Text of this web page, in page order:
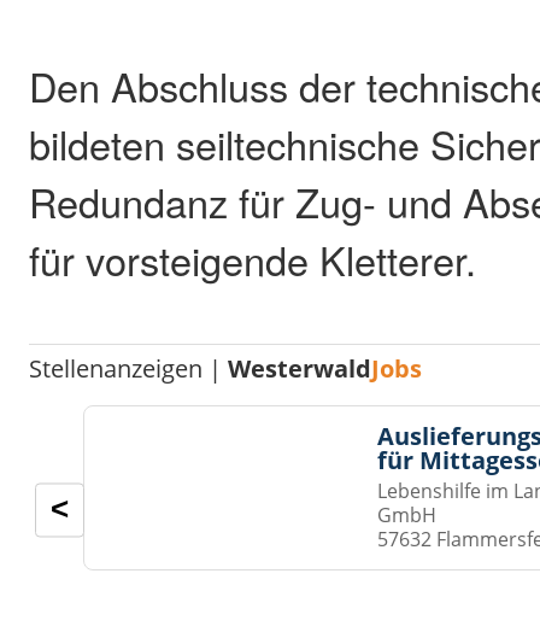
Den Abschluss der
bildeten seiltechnische
Redundanz für Zug- und
für vorsteigende Kletterer.
Stellenanzeigen |WesterwaldJobs
für
Lebenshilfe im
GmbH
57632
<